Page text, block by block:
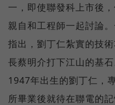
一，即使聯發科上市後
親自和工程師一起討論
指出，劉丁仁紮實的技
長蔡明介打下江山的基石
1947年出生的劉丁仁，
所畢業後就待在聯電的